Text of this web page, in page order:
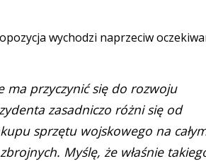
wychodzi naprzeciw
ma przyczynić się do rozwoju
zasadniczo różni się od
sprzętu wojskowego na
Myślę, że właśnie